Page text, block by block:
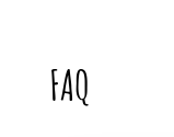
FAQ